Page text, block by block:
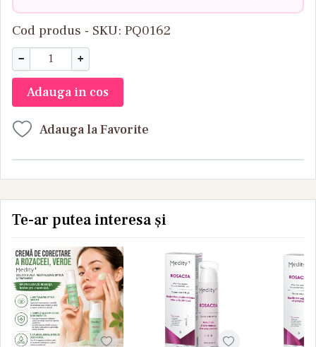
Cod produs - SKU PQ0162
− +
Adauga in cos
Adauga la Favorite
Te-ar putea interesa și